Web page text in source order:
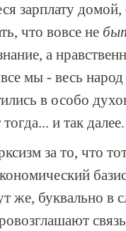
зарплату домой,
что вовсе не
а
мы - весь народ
в особо
и так далее.
за то, что
же, буквально в